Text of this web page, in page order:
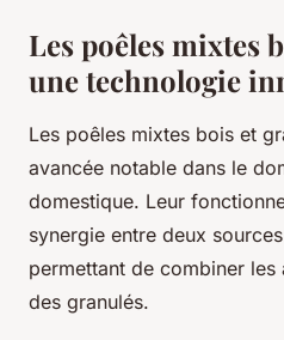
Les poêles mixtes
une technologie
Les poêles mixtes bois et
avancée notable dans le
domestique. Leur
synergie entre deux
permettant de combiner
des granulés.